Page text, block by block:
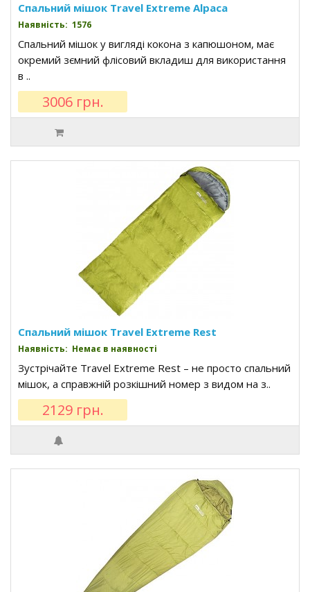
Спальний мішок Travel Extreme Alpaca
Наявність: 1576
Спальний мішок у вигляді кокона з капюшоном, має
окремий зємний флісовий вкладиш для використання
в ..
3006 грн.
Спальний мішок Travel Extreme Rest
Наявність: Немає в наявності
Зустрічайте Travel Extreme Rest – не просто спальний
мішок, а справжній розкішний номер з видом на з..
2129 грн.